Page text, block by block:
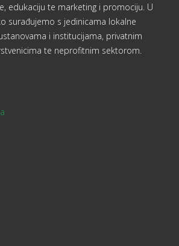
edukaciju te marketing i promociju. U
surađujemo s jedinicama lokalne
i institucijama, privatnim
te neprofitnim sektorom.